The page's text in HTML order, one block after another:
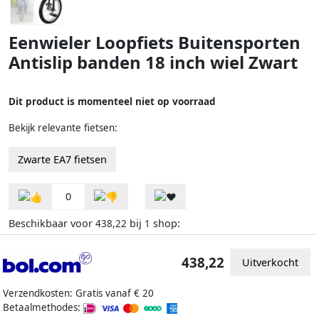
Eenwieler Loopfiets Buitensporten
Antislip banden 18 inch wiel Zwart
Dit product is momenteel niet op voorraad
Bekijk relevante fietsen:
Zwarte EA7 fietsen
0
Beschikbaar voor 438,22 bij 1 shop:
Verzendkosten: Gratis vanaf € 20
Betaalmethodes:
438,22 Uitverkocht